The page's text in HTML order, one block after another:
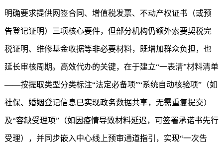
明确要求提供网签合同、增值税发票、不动产权证书（或预
告登记证明）三项核心要件，但部分机构仍额外索要契税完
税证明、维修基金收据等非必要材料，既增加群众负担，也
延长审核周期。高效代办的关键，在于建立“一表清”材料清单
——按提取类型分类标注“法定必备项”“系统自动核验项”（如
社保、婚姻登记信息已实现政务数据共享，无需重复提交）
及“容缺受理项”（如因疫情导致材料延迟，可签署承诺书先行
受理），并同步嵌入中心线上预审通道指引，实现“一次告